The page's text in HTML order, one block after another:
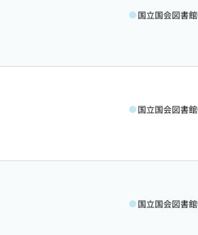
国立国会図書館
国立国会図書館
国立国会図書館